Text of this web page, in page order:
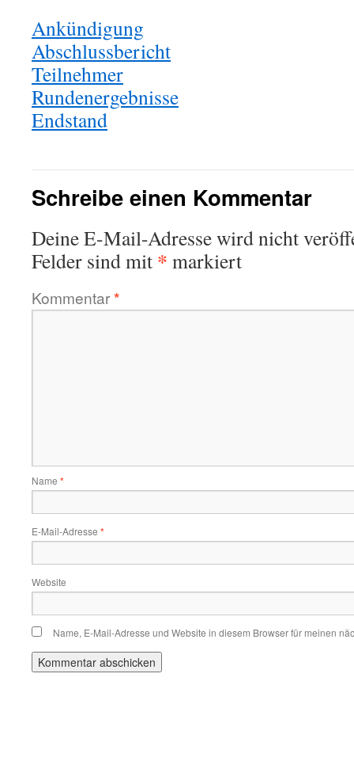
Ankündigung
Abschlussbericht
Teilnehmer
Rundenergebnisse
Endstand
Schreibe einen Kommentar
Deine E-Mail-Adresse wird nicht
Felder sind mit * markiert
Kommentar*
Name *
E-Mail-Adresse *
Website
Name, E-Mail-Adresse und Website in diesem Browser für meinen